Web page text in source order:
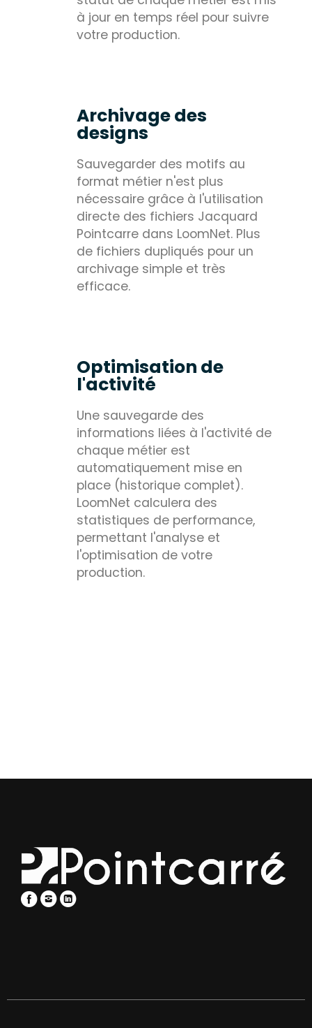
à jour en temps réel pour suivre
votre production.
Archivage des
designs
Sauvegarder des motifs au
format métier n'est plus
nécessaire grâce à l'utilisation
directe des fichiers Jacquard
Pointcarre dans LoomNet. Plus
de fichiers dupliqués pour un
archivage simple et très
efficace.
Optimisation de
l'activité
Une sauvegarde des
informations liées à l'activité de
chaque métier est
automatiquement mise en
place (historique complet).
LoomNet calculera des
statistiques de performance,
permettant l'analyse et
l'optimisation de votre
production.